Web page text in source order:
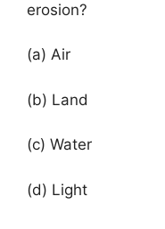
erosion?
(a) Air
(b) Land
(c) Water
(d) Light